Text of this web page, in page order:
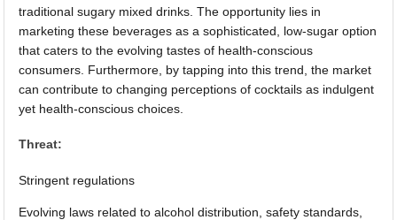
traditional sugary mixed drinks. The opportunity lies in
marketing these beverages as a sophisticated, low-sugar option
that caters to the evolving tastes of health-conscious
consumers. Furthermore, by tapping into this trend, the market
can contribute to changing perceptions of cocktails as indulgent
yet health-conscious choices.
Threat:
Stringent regulations
Evolving laws related to alcohol distribution, safety standards,